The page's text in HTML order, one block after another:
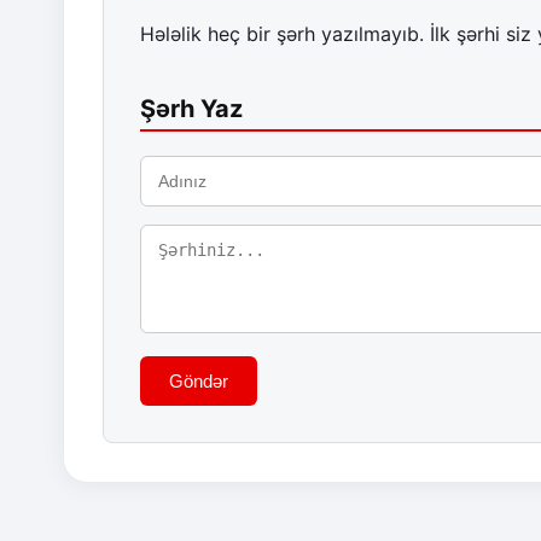
Hələlik heç bir şərh yazılmayıb. İlk şərhi siz
Şərh Yaz
Göndər